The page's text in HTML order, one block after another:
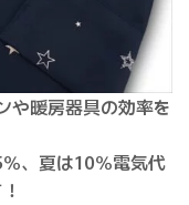
や暖房器具の効率を
、夏は10％電気代